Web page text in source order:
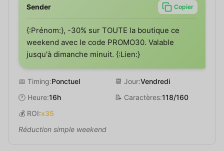
Sender Copier
{:Prénom:}, -30% sur TOUTE la boutique ce
weekend avec le code PROMO30. Valable
jusqu'à dimanche minuit. {:Lien:}
📅 Timing:Ponctuel 📆 Jour:Vendredi
🕐 Heure:16h 📝 Caractères:118/160
💰 ROI:x35
Réduction simple weekend